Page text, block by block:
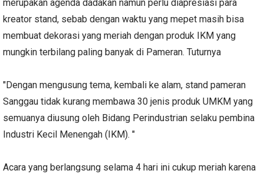
merupakan agenda dadakan namun perlu diapresiasi para
kreator stand, sebab dengan waktu yang mepet masih bisa
membuat dekorasi yang meriah dengan produk IKM yang
mungkin terbilang paling banyak di Pameran. Tuturnya
"Dengan mengusung tema, kembali ke alam, stand pameran
Sanggau tidak kurang membawa 30 jenis produk UMKM yang
semuanya diusung oleh Bidang Perindustrian selaku pembina
Industri Kecil Menengah (IKM). "
Acara yang berlangsung selama 4 hari ini cukup meriah karena